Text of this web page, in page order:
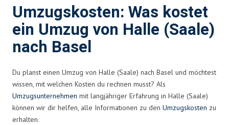
Umzugskosten: Was kostet
ein Umzug von Halle (Saale)
nach Basel
Du planst einen Umzug von Halle (Saale) nach Basel und möchtest
wissen, mit welchen Kosten du rechnen musst? Als
Umzugsunternehmen mit langjähriger Erfahrung in Halle (Saale)
können wir dir helfen, alle Informationen zu den Umzugskosten zu
erhalten.